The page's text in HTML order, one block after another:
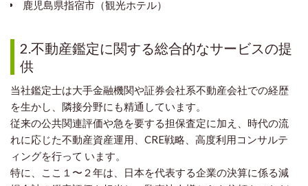
鹿児島県指宿市（観光ホテル）
2.不動産鑑定に関する総合的なサービスの提
供
当社鑑定士は大手金融機関や証券会社系不動産会社での経歴
を生かし、 隣接分野にも精通しています。
従来の公共関連評価や急を要する担保査定に加え、時代の流
れに応じた不動産資産運用、CRE戦略、高度利用コンサルテ
ィングを行って います。
特に、ここ１〜２年は、日本を代表する企業の決算に係る減